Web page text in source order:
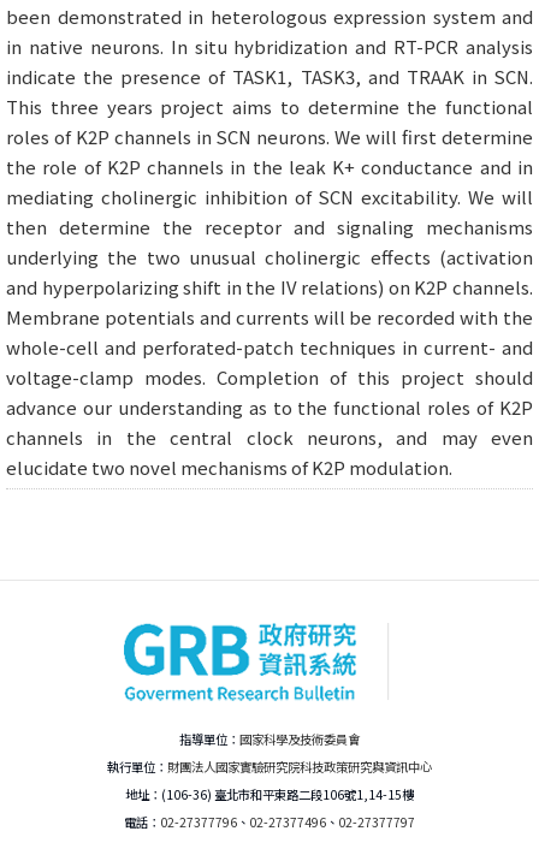
been demonstrated in heterologous expression system and
in native neurons. In situ hybridization and RT-PCR analysis
indicate the presence of TASK1, TASK3, and TRAAK in SCN.
This three years project aims to determine the functional
roles of K2P channels in SCN neurons. We will first determine
the role of K2P channels in the leak K+ conductance and in
mediating cholinergic inhibition of SCN excitability. We will
then determine the receptor and signaling mechanisms
underlying the two unusual cholinergic effects (activation
and hyperpolarizing shift in the IV relations) on K2P channels.
Membrane potentials and currents will be recorded with the
whole-cell and perforated-patch techniques in current- and
voltage-clamp modes. Completion of this project should
advance our understanding as to the functional roles of K2P
channels in the central clock neurons, and may even
elucidate two novel mechanisms of K2P modulation.
指導單位： 國家科學及技術委員會
執行單位： 財團法人國家實驗研究院科技政策研究與資訊中心
地址：(106-36) 臺北市和平東路二段106號1,14-15樓
電話： 02-27377796 、 02-27377496 、 02-27377797